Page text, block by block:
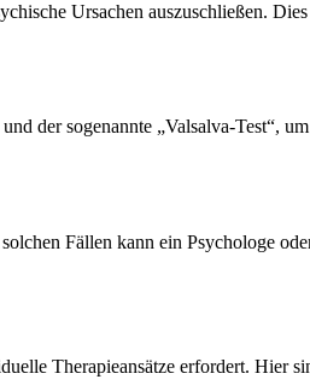
Ursachen auszuschließen.
der sogenannte „Valsalva-Test“,
Fällen kann ein Psychologe
Therapieansätze erfordert. Hier